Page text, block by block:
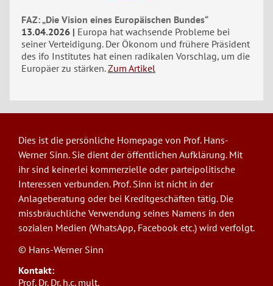
FAZ: „Die Vision eines Europäischen Bundes“
13.04.2026
Europa hat wachsende Probleme bei
seiner Verteidigung. Der Ökonom und frühere Präsident
des ifo Institutes hat einen radikalen Vorschlag, um die
Europäer zu stärken. Zum Artikel
Dies ist die persönliche Homepage von Prof. Hans-
Werner Sinn. Sie dient der öffentlichen Aufklärung. Mit
ihr sind keinerlei kommerzielle oder parteipolitische
Interessen verbunden. Prof. Sinn ist nicht in der
Anlageberatung oder bei Kreditgeschäften tätig. Die
missbräuchliche Verwendung seines Namens in den
sozialen Medien (WhatsApp, Facebook etc.) wird verfolgt.
© Hans-Werner Sinn
Kontakt:
Prof. Dr. Dr. h.c. mult.